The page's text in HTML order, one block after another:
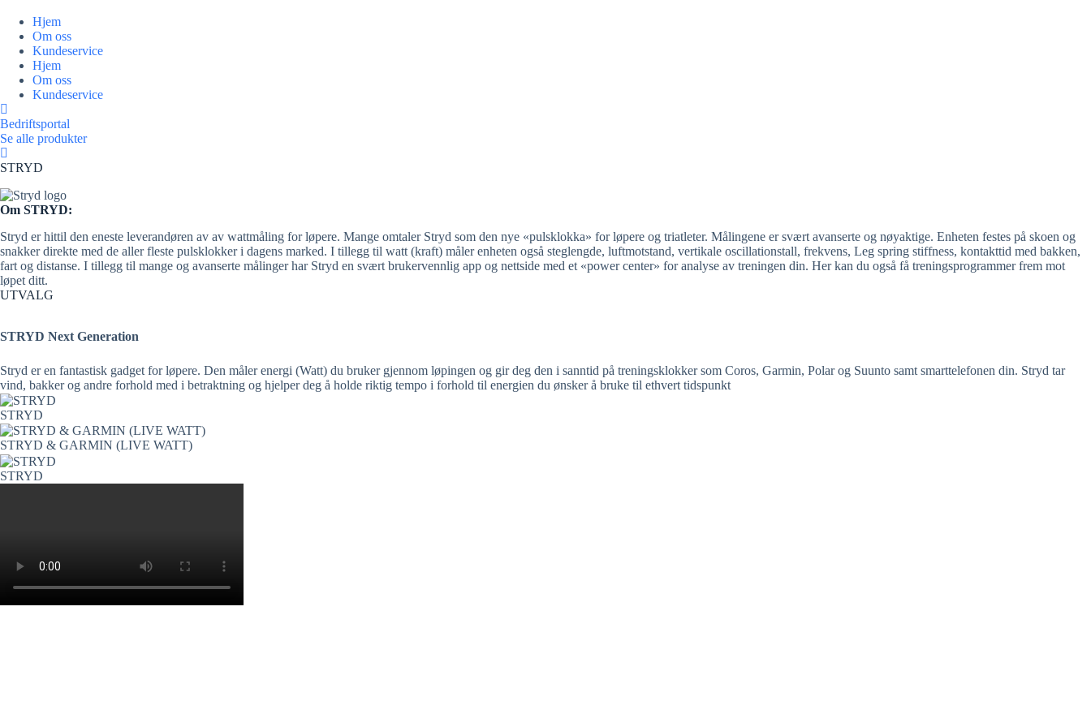
innholdet
Hjem
Om oss
Kundeservice
Hjem
Om oss
Kundeservice
Bedriftsportal
Se alle produkter
STRYD
Om STRYD:
Stryd er hittil den eneste leverandøren av av wattmåling for løpere. Mange omtaler Stryd som den nye «pulsklokka» for løpere og triatleter. Målingene er svært avanserte og nøyaktige. Enheten festes på skoen og
snakker direkte med de aller fleste pulsklokker i dagens marked. I tillegg til watt (kraft) måler enheten også steglengde, luftmotstand, vertikale oscillationstall, frekvens, Leg spring stiffness, kontakttid med bakken,
fart og distanse. I tillegg til mange og avanserte målinger har Stryd en svært brukervennlig app og nettside med et «power center» for analyse av treningen din. Her kan du også få treningsprogrammer frem mot
løpet ditt.
UTVALG
STRYD Next Generation
Stryd er en fantastisk gadget for løpere. Den måler energi (Watt) du bruker gjennom løpingen og gir deg den i sanntid på treningsklokker som Coros, Garmin, Polar og Suunto samt smarttelefonen din. Stryd tar
vind, bakker og andre forhold med i betraktning og hjelper deg å holde riktig tempo i forhold til energien du ønsker å bruke til ethvert tidspunkt
STRYD
STRYD & GARMIN (LIVE WATT)
STRYD